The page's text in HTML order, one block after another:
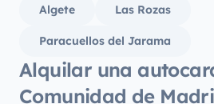
Algete Las Rozas
Paracuellos del Jarama
Alquilar una
Comunidad de